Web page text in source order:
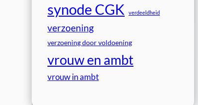
synode CGK verdeeldheid
verzoening
verzoening door voldoening
vrouw en ambt
vrouw in ambt